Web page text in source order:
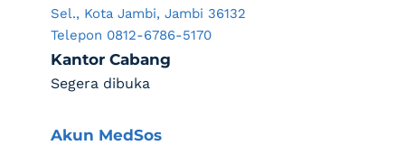
Sel., Kota Jambi, Jambi 36132
Telepon 0812-6786-5170
Kantor Cabang
Segera dibuka
Akun MedSos